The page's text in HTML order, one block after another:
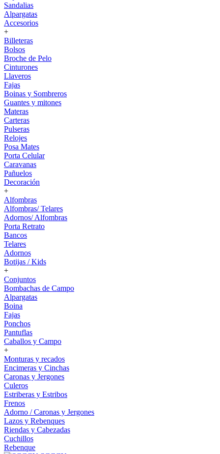
Sandalias
Alpargatas
Accesorios
+
Billeteras
Bolsos
Broche de Pelo
Cinturones
Llaveros
Fajas
Boinas y Sombreros
Guantes y mitones
Materas
Carteras
Pulseras
Relojes
Posa Mates
Porta Celular
Caravanas
Pañuelos
Decoración
+
Alfombras
Alfombras/ Telares
Adornos/ Alfombras
Porta Retrato
Bancos
Telares
Adornos
Botijas / Kids
+
Conjuntos
Bombachas de Campo
Alpargatas
Boina
Fajas
Ponchos
Pantuflas
Caballos y Campo
+
Monturas y recados
Encimeras y Cinchas
Caronas y Jergones
Culeros
Estriberas y Estribos
Frenos
Adorno / Caronas y Jergones
Lazos y Rebenques
Riendas y Cabezadas
Cuchillos
Rebenque